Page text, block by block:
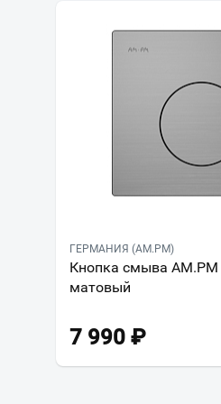
ГЕРМАНИЯ (AM.PM)
Кнопка смыва AM.PM
матовый
7 990 ₽